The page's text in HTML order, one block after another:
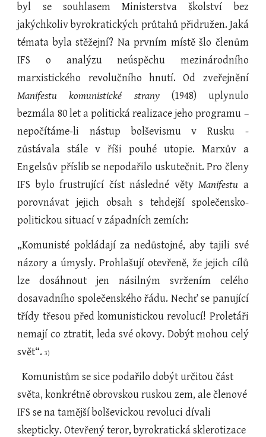
byl se souhlasem Ministerstva školství bez
jakýchkoliv byrokratických průtahů přidružen. Jaká
témata byla stěžejní? Na prvním místě šlo členům
IFS o analýzu neúspěchu mezinárodního
marxistického revolučního hnutí. Od zveřejnění
Manifestu komunistické strany (1948) uplynulo
bezmála 80 let a politická realizace jeho programu –
nepočítáme-li nástup bolševismu v Rusku -
zůstávala stále v říši pouhé utopie. Marxův a
Engelsův příslib se nepodařilo uskutečnit. Pro členy
IFS bylo frustrující číst následné větyManifestu a
porovnávat jejich obsah s tehdejší společensko-
politickou situací v západních zemích:
„Komunisté pokládají za nedůstojné, aby tajili své
názory a úmysly. Prohlašují otevřeně, že jejich cílů
lze dosáhnout jen násilným svržením celého
dosavadního společenského řádu. Nechť se panující
třídy třesou před komunistickou revolucí! Proletáři
nemají co ztratit, leda své okovy. Dobýt mohou celý
svět“.3)
  Komunistům se sice podařilo dobýt určitou část
světa, konkrétně obrovskou ruskou zem, ale členové
IFS se na tamější bolševickou revoluci dívali
skepticky. Otevřený teror, byrokratická sklerotizace